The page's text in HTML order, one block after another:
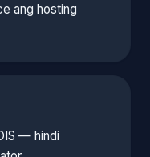
ang hosting
— hindi